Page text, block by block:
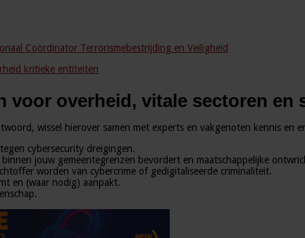
Coördinator Terrorismebestrijding en Veiligheid
kritieke entiteiten
overheid, vitale sectoren en
wissel hierover samen met experts en vakgenoten kennis en
cybersecurity dreigingen.
jouw gemeentegrenzen bevordert en maatschappelijke
worden van cybercrime of gedigitaliseerde criminaliteit.
en (waar nodig) aanpakt.